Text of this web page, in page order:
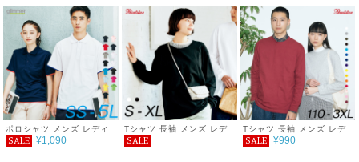
形状安定 厚手 ポケット 春
夏 父の日 ゴルフ シンプル
カジュアル プチプラ コー
デ おしゃれ 送料無料
SALE セール 通学 通勤 服
printstar プリントスター
ポケット付き T/Cポロシャ
ツ 5.8オンス
裏毛 ダンス シンプル おし
ゃれ sale
ジュアル おしゃれ 重ね着
服 ライト ジップアップパ
ーカー 裏毛 8.4オンス ゆ
ったり 春 秋 巣ごもり プチ
プラ コーデ
ポロシャツ メンズ レディ
ース ドライ 半袖 無地 吸汗
SALE ¥1,090
Tシャツ 長袖 メンズ レデ
ィース 無地 ヘヴィーウェ
SALE
Tシャツ 長袖 メンズ レデ
ィース 無地 シンプル カジ
SALE ¥990